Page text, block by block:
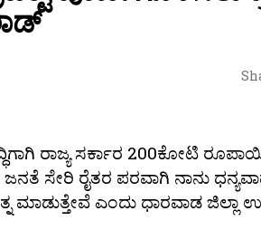
ರಾಜ್ಯ ಸರ್ಕಾರ 200ಕೋಟಿ
ರೈತರ ಪರವಾಗಿ ನಾನು ಧನ್ಯವಾದ
ಎಂದು ಧಾರವಾಡ ಜಿಲ್ಲಾ